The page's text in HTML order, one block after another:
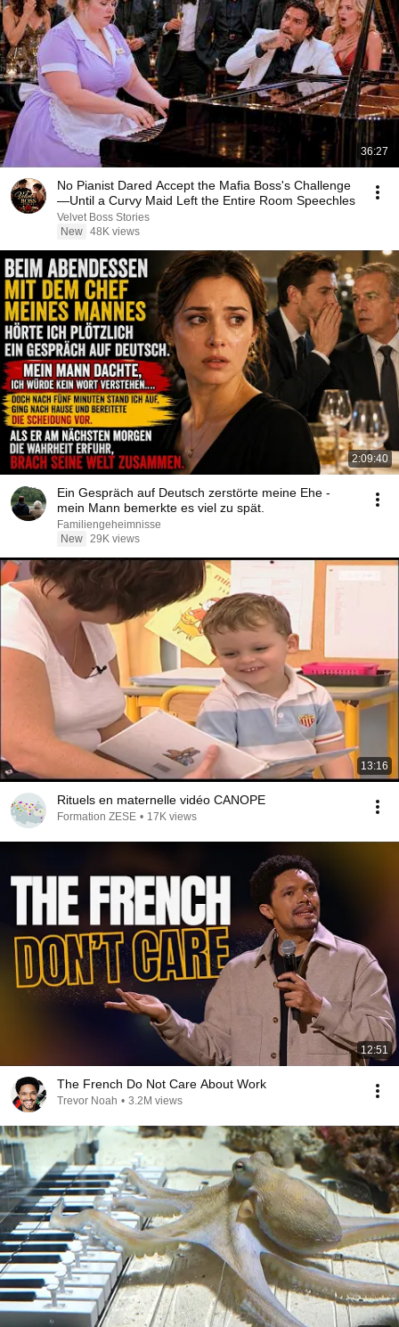
36:27
No Pianist Dared Accept the Mafia Boss's Challenge
—Until a Curvy Maid Left the Entire Room Speechles
Velvet Boss Stories
New 48K views
2:09:40
Ein Gespräch auf Deutsch zerstörte meine Ehe -
mein Mann bemerkte es viel zu spät.
Familiengeheimnisse
New 29K views
13:16
Rituels en maternelle vidéo CANOPE
Formation ZESE • 17K views
12:51
The French Do Not Care About Work
Trevor Noah • 3.2M views